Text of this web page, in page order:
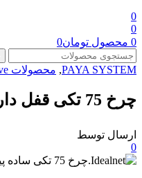
0
0
0 محصول تومان0
PAYA SYSTEM
, محصولات Passive
چرخ 75 تکی قفل دار پیچ دار پایا سیستم
ارسال توسط
0